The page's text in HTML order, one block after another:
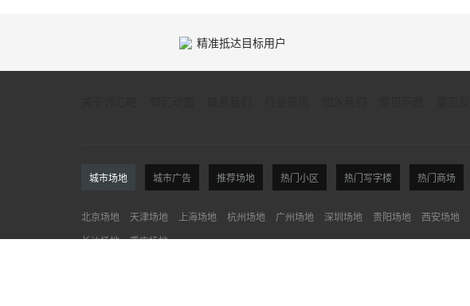
精准抵达目标用户
城市场地 城市广告 推荐场地 热门小区 热门写字楼 热门商场
北京场地 天津场地 上海场地 杭州场地 广州场地 深圳场地 贵阳场地 西安场地
长沙场地 重庆场地